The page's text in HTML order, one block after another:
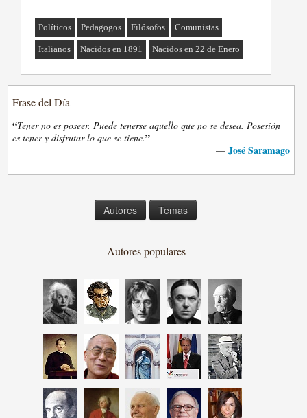
Políticos Pedagogos Filósofos Comunistas
Italianos Nacidos en 1891 Nacidos en 22 de Enero
Frase del Día
“Tener no es poseer. Puede tenerse aquello que no se desea. Posesión
es tener y disfrutar lo que se tiene.”
— José Saramago
Autores Temas
Autores populares